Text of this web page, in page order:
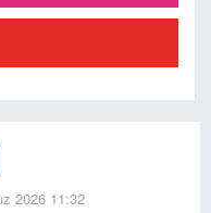
2026 11:32